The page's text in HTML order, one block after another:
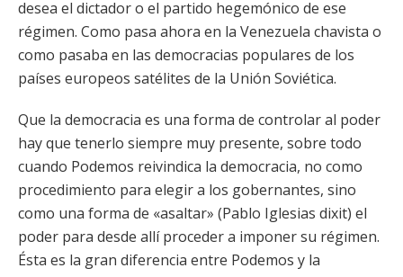
desea el dictador o el partido hegemónico de ese
régimen. Como pasa ahora en la Venezuela chavista o
como pasaba en las democracias populares de los
países europeos satélites de la Unión Soviética.
Que la democracia es una forma de controlar al poder
hay que tenerlo siempre muy presente, sobre todo
cuando Podemos reivindica la democracia, no como
procedimiento para elegir a los gobernantes, sino
como una forma de «asaltar» (Pablo Iglesias dixit) el
poder para desde allí proceder a imponer su régimen.
Ésta es la gran diferencia entre Podemos y la